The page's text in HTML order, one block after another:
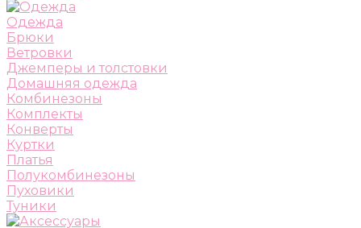
Одежда
Брюки
Ветровки
Джемперы и толстовки
Домашняя одежда
Комбинезоны
Комплекты
Конверты
Куртки
Платья
Полукомбинезоны
Пуховики
Туники